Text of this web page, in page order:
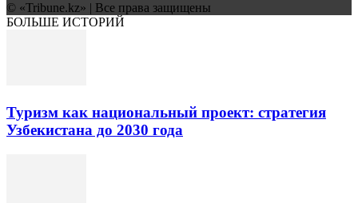
© «Tribune.kz» | Все права защищены
БОЛЬШЕ ИСТОРИЙ
Туризм как национальный проект: стратегия
Узбекистана до 2030 года